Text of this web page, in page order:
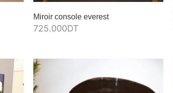
Miroir console everest
725.000DT